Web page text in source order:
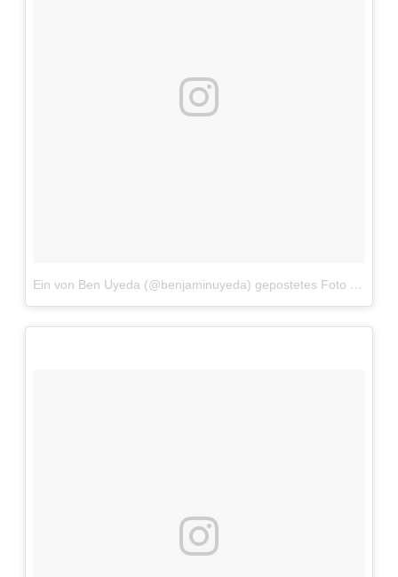
Ein von Ben Uyeda (@benjaminuyeda) gepostetes Foto